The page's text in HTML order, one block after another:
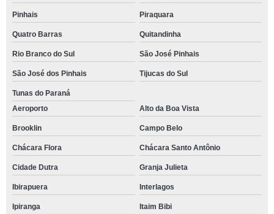
Pinhais Piraquara
Quatro Barras Quitandinha
Rio Branco do Sul São José Pinhais
São José dos Pinhais Tijucas do Sul
Tunas do Paraná
Aeroporto
Alto da Boa Vista
Brooklin Campo Belo
Chácara Flora Chácara Santo Antônio
Cidade Dutra Granja Julieta
Ibirapuera Interlagos
Ipiranga Itaim Bibi